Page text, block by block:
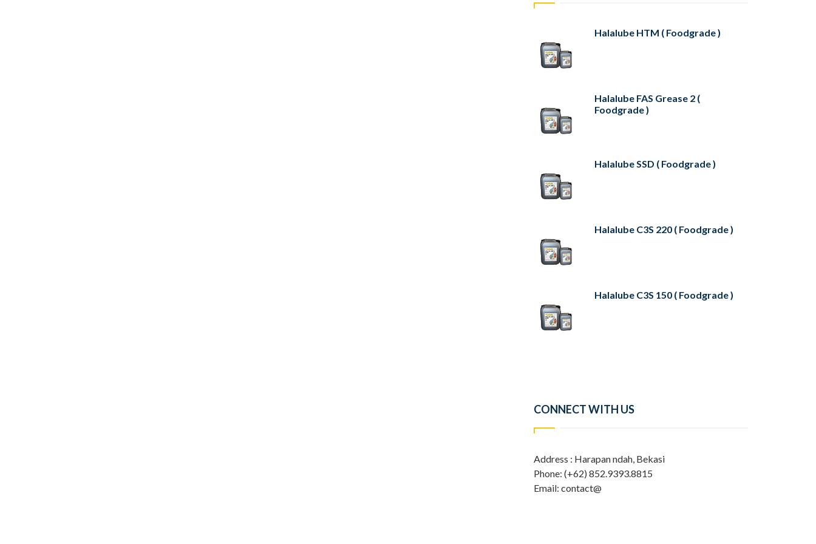
Halalube HTM ( Foodgrade )
Halalube FAS Grease 2 (
Foodgrade )
Halalube SSD ( Foodgrade )
Halalube C3S 220 ( Foodgrade )
Halalube C3S 150 ( Foodgrade )
CONNECT WITH US
Address : Harapan ndah, Bekasi
Phone: (+62) 852.9393.8815
Email: contact@